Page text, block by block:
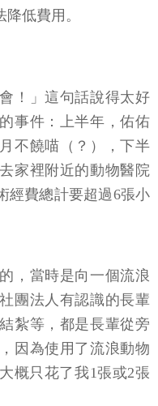
低費用。
！」這句話說得太好
事件：上半年，佑佑
不饒喵（？），下半
家裡附近的動物醫院
經費總計要超過6張小
，當時是向一個流浪
團法人有認識的長輩
紮等，都是長輩從旁
因為使用了流浪動物
概只花了我1張或2張